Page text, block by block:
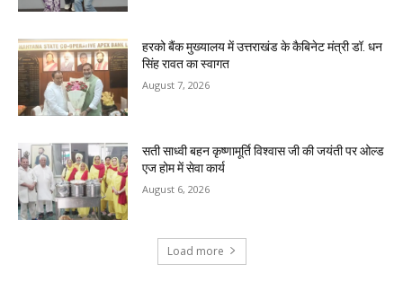
हरको बैंक मुख्यालय में उत्तराखंड के कैबिनेट मंत्री डॉ. धन
सिंह रावत का स्वागत
August 7, 2026
सती साध्वी बहन कृष्णामूर्ति विश्वास जी की जयंती पर ओल्ड
एज होम में सेवा कार्य
August 6, 2026
Load more